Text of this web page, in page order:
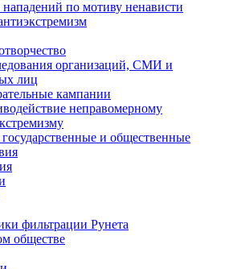
нападений по мотиву ненависти
организаций, СМИ и
лиц
кампании
неправомерному
и общественные
фильтрации Рунета
обществе